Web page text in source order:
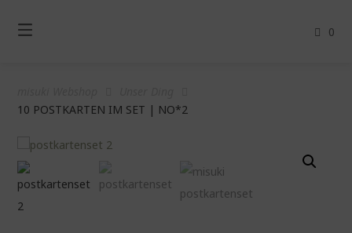
zum
Inhalt
0
10 POSTKARTEN IM SET | NO*2